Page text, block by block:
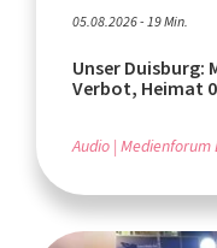
05.08.2026 - 19 Min.
Unser Duisburg:
Verbot, Heimat
Audio Medienforum